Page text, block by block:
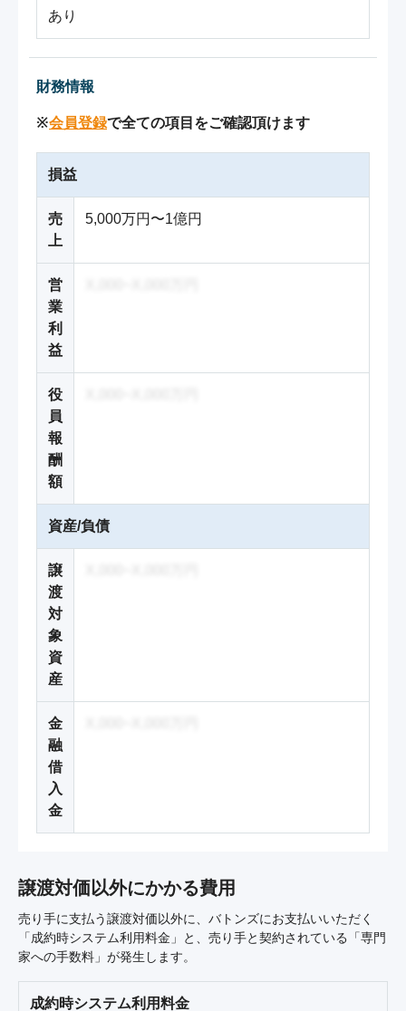
あり
財務情報
※会員登録で全ての項目をご確認頂けます
損益
売
上
5,000万円〜1億円
営
業
利
益
役
員
報
酬
額
資産/負債
譲
渡
対
象
資
産
金
融
借
入
金
譲渡対価以外にかかる費用
売り手に支払う譲渡対価以外に、バトンズにお支払いいただく
「成約時システム利用料金」と、売り手と契約されている「専門
家への手数料」が発生します。
成約時システム利用料金